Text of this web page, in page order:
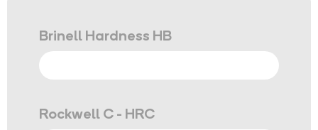
Brinell Hardness HB
Rockwell C - HRC